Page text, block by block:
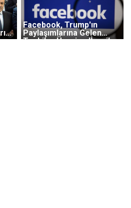
Facebook, Trump'ın
Paylaşımlarına Gelen
Tepkiler Üzerine 'İçerik